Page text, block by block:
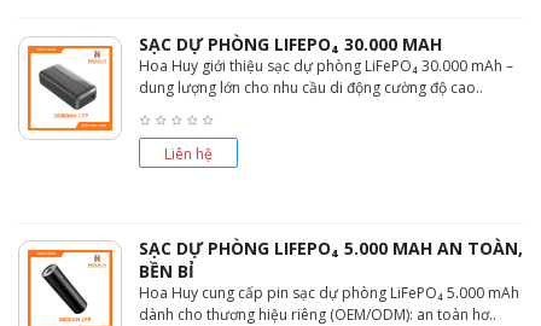
SẠC DỰ PHÒNG LIFEPO₄ 30.000 MAH
Hoa Huy giới thiệu sạc dự phòng LiFePO₄ 30.000 mAh –
dung lượng lớn cho nhu cầu di động cường độ cao..
Liên hệ
SẠC DỰ PHÒNG LIFEPO₄ 5.000 MAH AN TOÀN,
BỀN BỈ
Hoa Huy cung cấp pin sạc dự phòng LiFePO₄ 5.000 mAh
dành cho thương hiệu riêng (OEM/ODM): an toàn hơ..